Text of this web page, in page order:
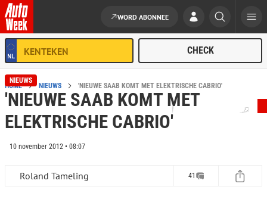
Ga naar de inhoud
WORD ABONNEE
HOME NIEUWS 'NIEUWE SAAB KOMT MET ELEKTRISCHE CABRIO'
NIEUWS
'NIEUWE SAAB KOMT MET
ELEKTRISCHE CABRIO'
10 november 2012 • 08:07
Roland Tameling 41